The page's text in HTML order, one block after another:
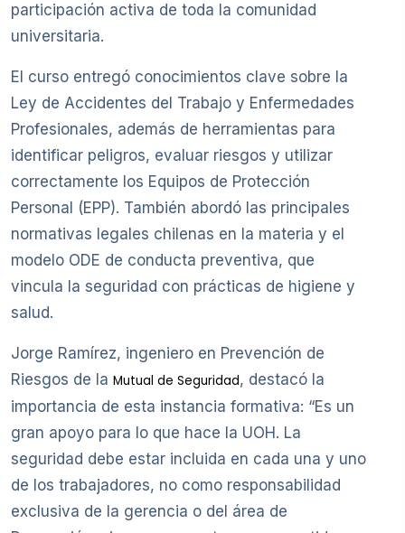
participación activa de toda la comunidad
universitaria.
El curso entregó conocimientos clave sobre la
Ley de Accidentes del Trabajo y Enfermedades
Profesionales, además de herramientas para
identificar peligros, evaluar riesgos y utilizar
correctamente los Equipos de Protección
Personal (EPP). También abordó las principales
normativas legales chilenas en la materia y el
modelo ODE de conducta preventiva, que
vincula la seguridad con prácticas de higiene y
salud.
Jorge Ramírez, ingeniero en Prevención de
Riesgos de la Mutual de Seguridad, destacó la
importancia de esta instancia formativa: “Es un
gran apoyo para lo que hace la UOH. La
seguridad debe estar incluida en cada una y uno
de los trabajadores, no como responsabilidad
exclusiva de la gerencia o del área de